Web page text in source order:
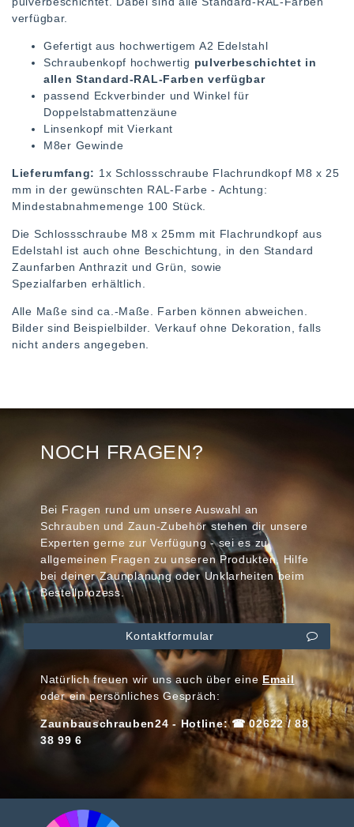
verfügbar.
Gefertigt aus hochwertigem A2 Edelstahl
Schraubenkopf hochwertig pulverbeschichtet in
allen Standard-RAL-Farben verfügbar
passend Eckverbinder und Winkel für
Doppelstabmattenzäune
Linsenkopf mit Vierkant
M8er Gewinde
Lieferumfang: 1x Schlossschraube Flachrundkopf M8 x 25
mm in der gewünschten RAL-Farbe - Achtung:
Mindestabnahmemenge 100 Stück.
Die Schlossschraube M8 x 25mm mit Flachrundkopf aus
Edelstahl ist auch ohne Beschichtung, in den Standard
Zaunfarben Anthrazit und Grün, sowie
Spezialfarben erhältlich.
Alle Maße sind ca.-Maße. Farben können abweichen.
Bilder sind Beispielbilder. Verkauf ohne Dekoration, falls
nicht anders angegeben.
NOCH FRAGEN?
Bei Fragen rund um unsere Auswahl an
Schrauben und Zaun-Zubehör stehen dir unsere
Experten gerne zur Verfügung - sei es zu
allgemeinen Fragen zu unseren Produkten, Hilfe
bei deiner Zaunplanung oder Unklarheiten beim
Bestellprozess.
Kontaktformular
Natürlich freuen wir uns auch über eineEmail
oder ein persönliches Gespräch:
Zaunbauschrauben24 - Hotline: ☎ 02622 / 88
38 99 6